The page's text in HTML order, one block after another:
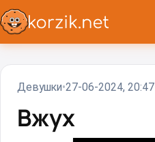
Девушки 27-06-2024, 20:47
Вжух⁠⁠